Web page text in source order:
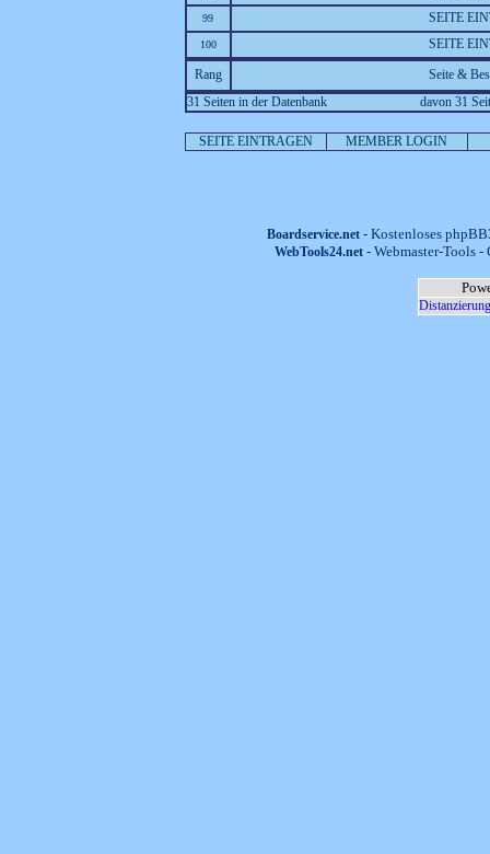
99 SEITE
100
SEITE
Rang
Seite &
31 Seiten in der Datenbank
davon 31
SEITE EINTRAGEN MEMBER LOGIN
Boardservice.net- Kostenloses
WebTools24.net- Webmaster-Tools -